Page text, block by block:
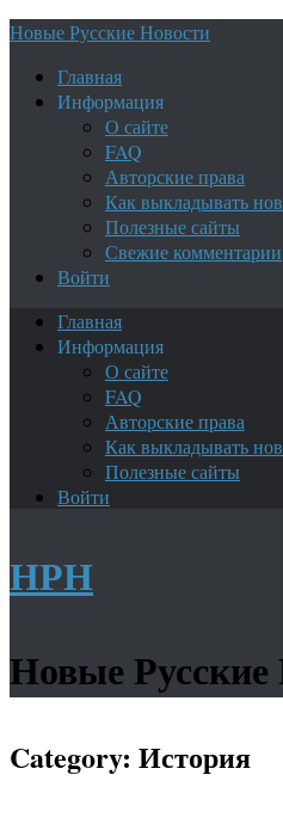
Новые Русские Новости
Главная
Информация
О сайте
FAQ
Авторские права
Как выкладывать
Полезные сайты
Свежие комментарии
Войти
Главная
Информация
О сайте
FAQ
Авторские права
Как выкладывать
Полезные сайты
Войти
НРН
Новые Русские
Category: История